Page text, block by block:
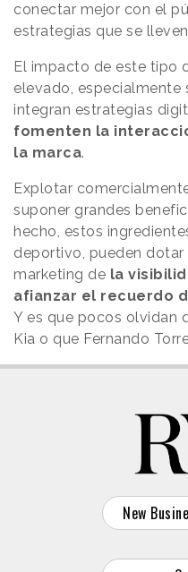
conectar mejor con el
estrategias que se
El impacto de este tipo
elevado, especialmente
integran estrategias
fomenten la
la marca.
Explotar
suponer grandes
hecho, estos
deportivo, pueden dotar
marketing de la
afianzar el recuerdo
Y es que pocos olvidan
Kia o que Fernando
New